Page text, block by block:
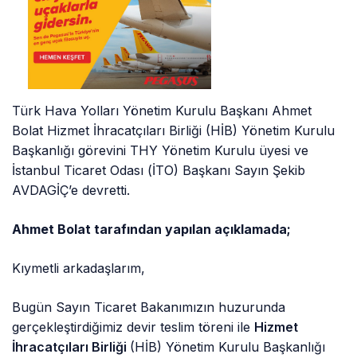
Türk Hava Yolları Yönetim Kurulu Başkanı Ahmet
Bolat Hizmet İhracatçıları Birliği (HİB) Yönetim Kurulu
Başkanlığı görevini THY Yönetim Kurulu üyesi ve
İstanbul Ticaret Odası (İTO) Başkanı Sayın Şekib
AVDAGİÇ’e devretti.
Ahmet Bolat tarafından yapılan açıklamada;
Kıymetli arkadaşlarım,
Bugün Sayın Ticaret Bakanımızın huzurunda
gerçekleştirdiğimiz devir teslim töreni ile Hizmet
İhracatçıları Birliği (HİB) Yönetim Kurulu Başkanlığı